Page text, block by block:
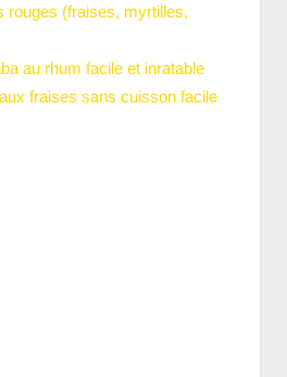
rouges (fraises, myrtilles,
au rhum facile et inratable
fraises sans cuisson facile